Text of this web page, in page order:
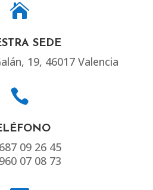

SEDE
19, 46017 Valencia

09 26 45
07 08 73